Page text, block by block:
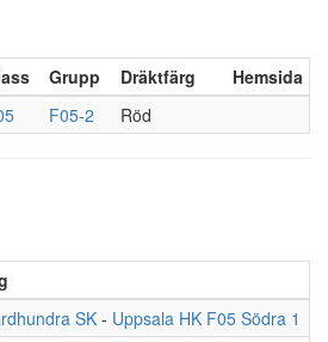
Grupp Dräktfärg
Hemsida
F05-2 Röd
SK - Uppsala HK F05 Södra 1